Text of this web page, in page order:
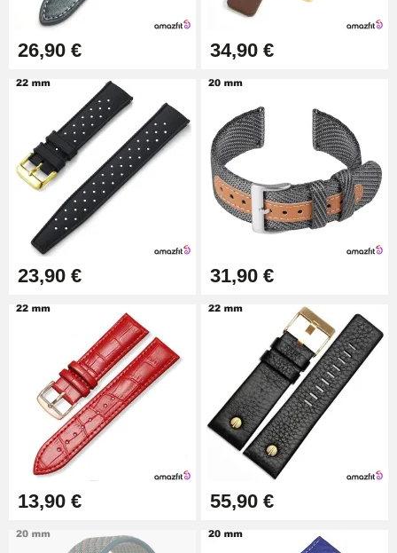
Outil Bracelet Montre pas cher
Kit pour Raccourcir Bracelet
Montre
7,90 €
Kit Réparation Montre Débutant
Pied à Coulisse Numérique
9,90 €
Kit Horlogerie Débutant
Marteau Horloger pour Goupille
3,90 €
26,90 € 34,90 €
23,90 € 31,90 €
13,90 € 55,90 €